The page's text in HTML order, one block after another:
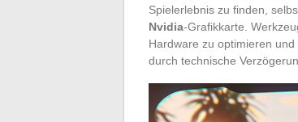
Spielerlebnis zu finden,
Nvidia-Grafikkarte.
Hardware zu optimieren
durch technische